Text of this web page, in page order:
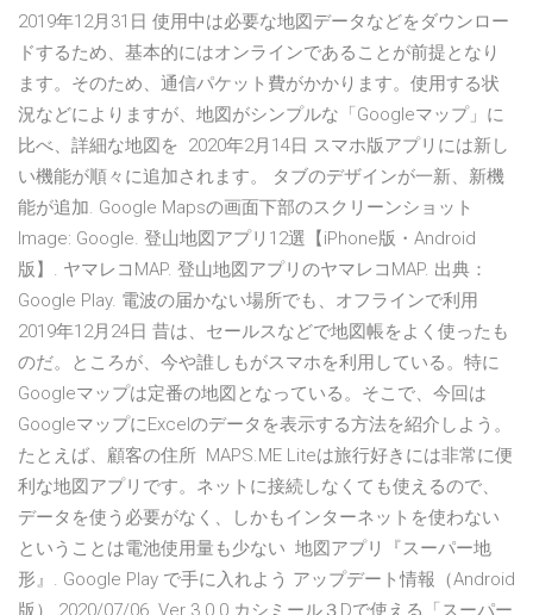
2019年12月31日 使用中は必要な地図データなどをダウンロー
ドするため、基本的にはオンラインであることが前提となり
ます。そのため、通信パケット費がかかります。使用する状
況などによりますが、地図がシンプルな「Googleマップ」に
比べ、詳細な地図を 2020年2月14日 スマホ版アプリには新し
い機能が順々に追加されます。 タブのデザインが一新、新機
能が追加. Google Mapsの画面下部のスクリーンショット
Image: Google. 登山地図アプリ12選【iPhone版・Android
版】. ヤマレコMAP. 登山地図アプリのヤマレコMAP. 出典：
Google Play. 電波の届かない場所でも、オフラインで利用
2019年12月24日 昔は、セールスなどで地図帳をよく使ったも
のだ。ところが、今や誰しもがスマホを利用している。特に
Googleマップは定番の地図となっている。そこで、今回は
GoogleマップにExcelのデータを表示する方法を紹介しよう。
たとえば、顧客の住所 MAPS.ME Liteは旅行好きには非常に便
利な地図アプリです。ネットに接続しなくても使えるので、
データを使う必要がなく、しかもインターネットを使わない
ということは電池使用量も少ない 地図アプリ『スーパー地
形』. Google Play で手に入れよう アップデート情報（Android